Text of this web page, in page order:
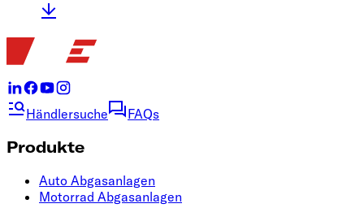
Händlersuche FAQs
Produkte
Auto Abgasanlagen
Motorrad Abgasanlagen